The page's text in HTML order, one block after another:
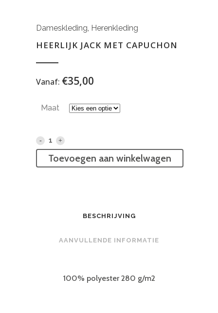
Dameskleding, Herenkleding
HEERLIJK JACK MET CAPUCHON
Vanaf: €35,00
Maat
Heerlijk
jackToevoegen aan winkelwagen
BESCHRIJVING
AANVULLENDE INFORMATIE
100% polyester 280 g/m2